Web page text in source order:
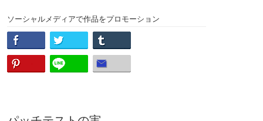
ソーシャルメディアで作品をプロモーション